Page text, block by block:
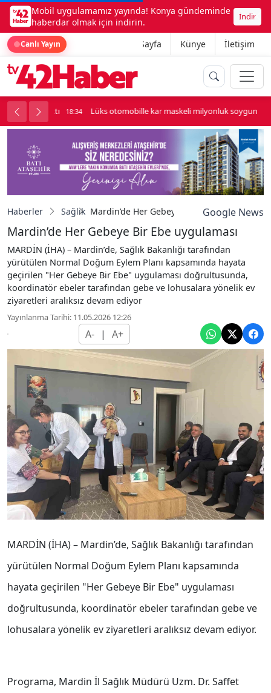
Mobil uygulamamız yayında! Konya gündeminde
haberdar olmak için indirin.
İndir
Canlı Yayın Ana Sayfa Künye İletişim
kavga çıktı 18:34 Lüks otomobille kar maskeli milyonluk soygun
Haberler Sağlık Mardin’de Her Gebeye Bir Ebe uygulaması
Google News
Mardin’de Her Gebeye Bir Ebe uygulaması
MARDİN (İHA) – Mardin’de, Sağlık Bakanlığı tarafından
yürütülen Normal Doğum Eylem Planı kapsamında hayata
geçirilen "Her Gebeye Bir Ebe" uygulaması doğrultusunda,
koordinatör ebeler tarafından gebe ve lohusalara yönelik ev
ziyaretleri aralıksız devam ediyor
Yayınlanma Tarihi: 11.05.2026 12:26
A- | A+
MARDİN (İHA) – Mardin’de, Sağlık Bakanlığı tarafından
yürütülen Normal Doğum Eylem Planı kapsamında
hayata geçirilen "Her Gebeye Bir Ebe" uygulaması
doğrultusunda, koordinatör ebeler tarafından gebe ve
lohusalara yönelik ev ziyaretleri aralıksız devam ediyor.
Programa, Mardin İl Sağlık Müdürü Uzm. Dr. Saffet